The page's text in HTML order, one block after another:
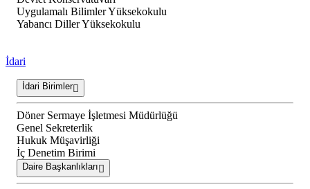
Uygulamalı Bilimler Yüksekokulu
Yabancı Diller Yüksekokulu
İdari
İdari Birimler
Döner Sermaye İşletmesi Müdürlüğü
Genel Sekreterlik
Hukuk Müşavirliği
İç Denetim Birimi
Daire Başkanlıkları